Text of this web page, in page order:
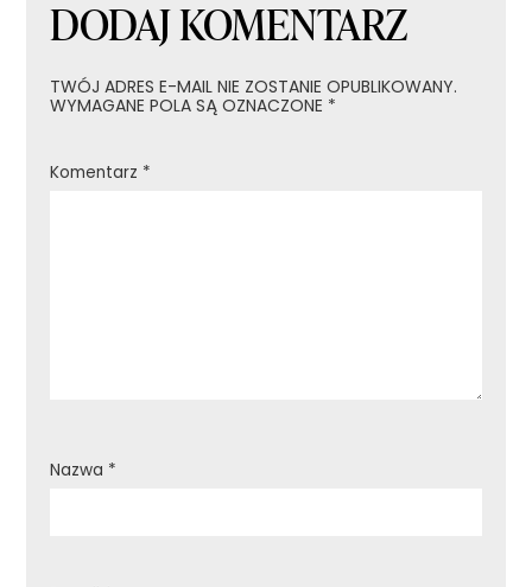
DODAJ KOMENTARZ
TWÓJ ADRES E-MAIL NIE ZOSTANIE OPUBLIKOWANY.
WYMAGANE POLA SĄ OZNACZONE *
Komentarz *
Nazwa *